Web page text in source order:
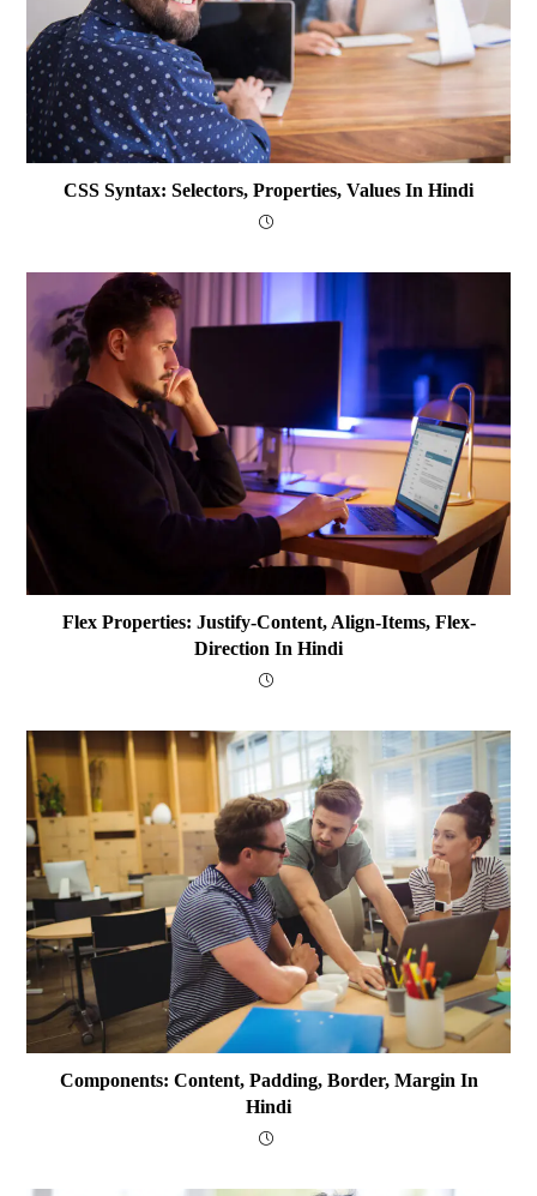
CSS Syntax: Selectors, Properties, Values In Hindi
Flex Properties: Justify-Content, Align-Items, Flex-
Direction In Hindi
Components: Content, Padding, Border, Margin In
Hindi